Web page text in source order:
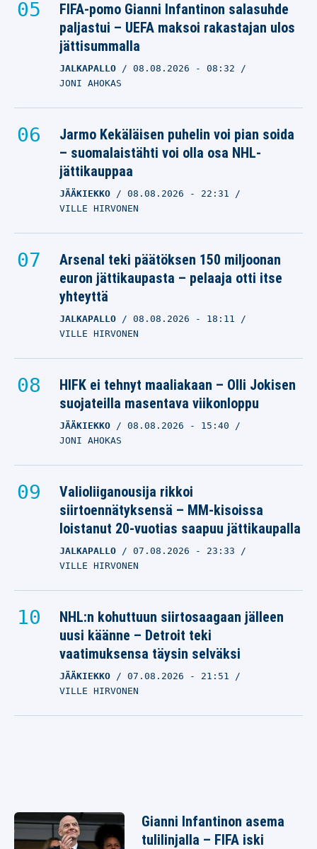
FIFA-pomo Gianni Infantinon salasuhde
paljastui – UEFA maksoi rakastajan ulos
jättisummalla
JALKAPALLO 08.08.2026 - 08:32
JONI AHOKAS
Jarmo Kekäläisen puhelin voi pian soida
– suomalaistähti voi olla osa NHL-
jättikauppaa
JÄÄKIEKKO 08.08.2026 - 22:31
VILLE HIRVONEN
Arsenal teki päätöksen 150 miljoonan
euron jättikaupasta – pelaaja otti itse
yhteyttä
JALKAPALLO 08.08.2026 - 18:11
VILLE HIRVONEN
HIFK ei tehnyt maaliakaan – Olli Jokisen
suojateilla masentava viikonloppu
JÄÄKIEKKO 08.08.2026 - 15:40
JONI AHOKAS
Valioliiganousija rikkoi
siirtoennätyksensä – MM-kisoissa
loistanut 20-vuotias saapuu jättikaupalla
JALKAPALLO 07.08.2026 - 23:33
VILLE HIRVONEN
NHL:n kohuttuun siirtosaagaan jälleen
uusi käänne – Detroit teki
vaatimuksensa täysin selväksi
JÄÄKIEKKO 07.08.2026 - 21:51
VILLE HIRVONEN
Gianni Infantinon asema
tulilinjalla – FIFA iski